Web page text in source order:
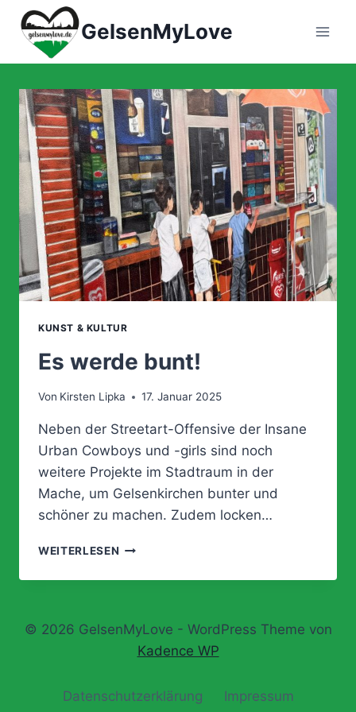
Zum
Inhalt
springen
GelsenMyLove
KUNST & KULTUR
Es werde bunt!
Von Kirsten Lipka 17. Januar 2025
Neben der Streetart-Offensive der Insane
Urban Cowboys und -girls sind noch
weitere Projekte im Stadtraum in der
Mache, um Gelsenkirchen bunter und
schöner zu machen. Zudem locken…
WEITERLESEN ES
BUNT!
© 2026 GelsenMyLove - WordPress Theme von
Kadence WP
Datenschutz­erklärung Impressum